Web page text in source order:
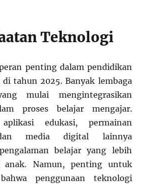
Teknologi
penting dalam pendidikan
tahun 2025. Banyak lembaga
mulai mengintegrasikan
proses belajar mengajar.
aplikasi edukasi, permainan
media digital lainnya
belajar yang lebih
anak. Namun, penting untuk
penggunaan teknologi